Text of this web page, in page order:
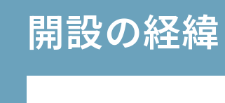
開設の経